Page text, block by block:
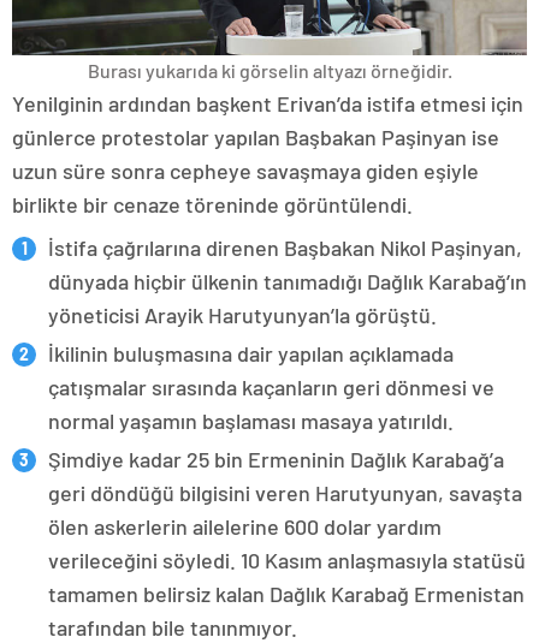
Burası yukarıda ki görselin altyazı örneğidir.
Yenilginin ardından başkent Erivan’da istifa etmesi için
günlerce protestolar yapılan Başbakan Paşinyan ise
uzun süre sonra cepheye savaşmaya giden eşiyle
birlikte bir cenaze töreninde görüntülendi.
İstifa çağrılarına direnen Başbakan Nikol Paşinyan,
dünyada hiçbir ülkenin tanımadığı Dağlık Karabağ’ın
yöneticisi Arayik Harutyunyan’la görüştü.
İkilinin buluşmasına dair yapılan açıklamada
çatışmalar sırasında kaçanların geri dönmesi ve
normal yaşamın başlaması masaya yatırıldı.
Şimdiye kadar 25 bin Ermeninin Dağlık Karabağ’a
geri döndüğü bilgisini veren Harutyunyan, savaşta
ölen askerlerin ailelerine 600 dolar yardım
verileceğini söyledi. 10 Kasım anlaşmasıyla statüsü
tamamen belirsiz kalan Dağlık Karabağ Ermenistan
tarafından bile tanınmıyor.